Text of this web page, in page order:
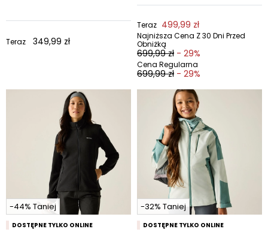
Teraz 349,99 zł
Teraz 499,99 zł
Najniższa Cena Z 30 Dni Przed
Obniżką
699,99 zł - 29%
Cena Regularna
699,99 zł - 29%
-44% Taniej
DOSTĘPNE TYLKO ONLINE
-32% Taniej
DOSTĘPNE TYLKO ONLINE